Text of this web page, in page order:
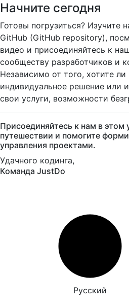
Начните сегодня
Готовы погрузиться? Изучите
GitHub (GitHub repository),
видео и присоединяйтесь к
сообществу разработчиков и
Независимо от того, хотите ли
индивидуальное решение или
свои услуги, возможности
Присоединяйтесь к нам в этом
путешествии и помогите
управления проектами.
Удачного кодинга,
Команда JustDo
Русский